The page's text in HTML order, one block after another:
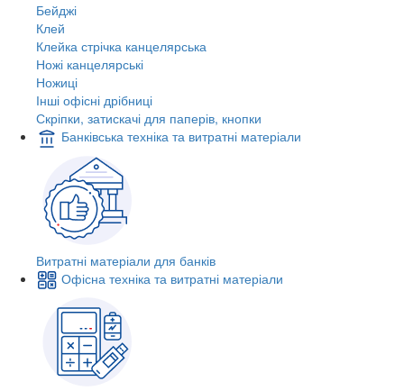
Бейджі
Клей
Клейка стрічка канцелярська
Ножі канцелярські
Ножиці
Інші офісні дрібниці
Скріпки, затискачі для паперів, кнопки
Банківська техніка та витратні матеріали
Витратні матеріали для банків
Офісна техніка та витратні матеріали